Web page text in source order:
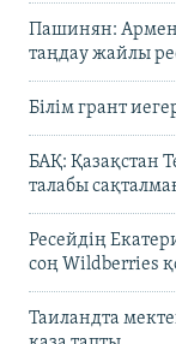
Пашинян:
таңдау жайлы
Білім грант
БАҚ: Қазақстан
талабы
Ресейдің
соң Wildberries
Таиландта